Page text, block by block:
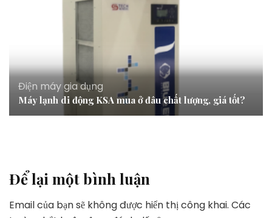
Điện máy gia dụng
Máy lạnh di động KSA mua ở đâu chất lượng, giá tốt?
Để lại một bình luận
Email của bạn sẽ không được hiển thị công khai. Các